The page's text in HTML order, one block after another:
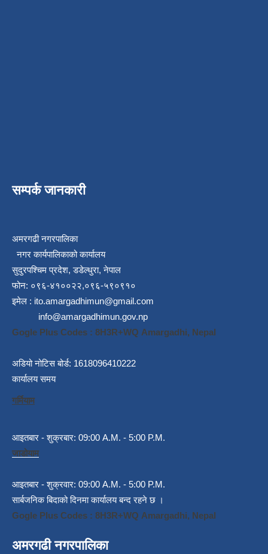
सम्पर्क जानकारी
अमरगढी नगरपालिका
नगर कार्यपालिकाको कार्यालय
सुदुरपश्चिम प्रदेश, डडेल्धुरा, नेपाल
फोन: ०९६-४१००२२,०९६-५९०९१०
इमेल : ito.amargadhimun@gmail.com
info@amargadhimun.gov.np
Gogle Plus Codes : 8H3R+WQ Amargadhi, Nepal
अडियो नोटिस बोर्ड: 1618096410222
कार्यालय समय
गर्मियाम
आइतबार - शुक्रबार: 09:00 A.M. - 5:00 P.M.
जाडोयाम
आइतबार - शुक्रवार: 09:00 A.M. - 5:00 P.M.
सार्बजनिक बिदाको दिनमा कार्यालय बन्द रहने छ ।
Gogle Plus Codes : 8H3R+WQ Amargadhi, Nepal
अमरगढी नगरपालिका